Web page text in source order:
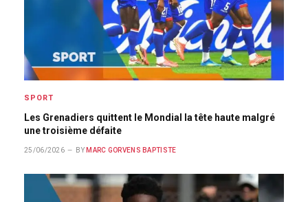
SPORT
Les Grenadiers quittent le Mondial la tête haute malgré
une troisième défaite
25/06/2026 BY MARC GORVENS BAPTISTE